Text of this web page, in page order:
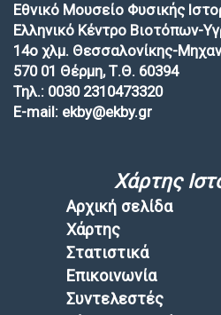
Εθνικό Μουσείο Φυσικής
Ελληνικό Κέντρο Βιοτόπων-
14ο χλμ. Θεσσαλονίκης-
570 01 Θέρμη, Τ.Θ. 60394
Τηλ.: 0030 2310473320
E-mail: ekby@ekby.gr
Χάρτης
Αρχική σελίδα
Χάρτης
Στατιστικά
Επικοινωνία
Συντελεστές